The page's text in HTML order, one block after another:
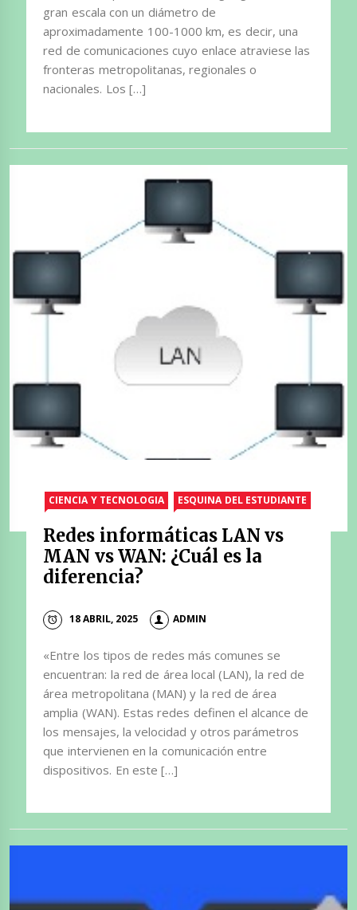
gran escala con un diámetro de
aproximadamente 100-1000 km, es decir, una
red de comunicaciones cuyo enlace atraviese las
fronteras metropolitanas, regionales o
nacionales. Los […]
CIENCIA Y TECNOLOGIA ESQUINA DEL ESTUDIANTE
Redes informáticas LAN vs
MAN vs WAN: ¿Cuál es la
diferencia?
18 ABRIL, 2025 ADMIN
«Entre los tipos de redes más comunes se
encuentran: la red de área local (LAN), la red de
área metropolitana (MAN) y la red de área
amplia (WAN). Estas redes definen el alcance de
los mensajes, la velocidad y otros parámetros
que intervienen en la comunicación entre
dispositivos. En este […]